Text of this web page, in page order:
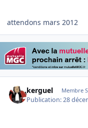
attendons mars 2012
kerguel Membre
Publication:28